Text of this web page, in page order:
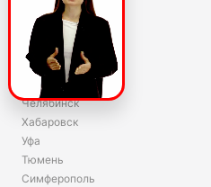
Владивосток
Екатеринбург
Красноярск
Волгоград
Ярославль
Челябинск
Хабаровск
Уфа
Тюмень
Симферополь